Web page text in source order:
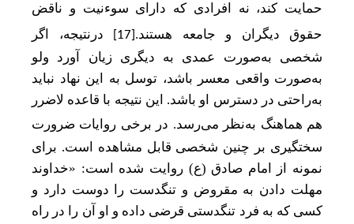
حمایت کند، نه افرادی که دارای سوءنیت و ناقض
حقوق دیگران و جامعه هستند.[17]
درنتیجه، اگر
شخصی به‌صورت عمدی به دیگری زیان آورد ولو
به‌صورت واقعی معسر باشد، توسل به این نهاد نباید
به‌راحتی در دسترس او باشد. این نتیجه با قاعده لاضرر
هم هماهنگ به‌نظر میرسد. در برخی روایات ضرورت
سختگیری بر چنین شخصی قابل مشاهده است. برای
نمونه
از امام صادق (ع) روایت شده است: «خداوند
مهلت‌ دادن به مقروض و تنگدست را دوست دارد و
کسی که به فرد تنگدستی قرضی داده و او آن را در راه